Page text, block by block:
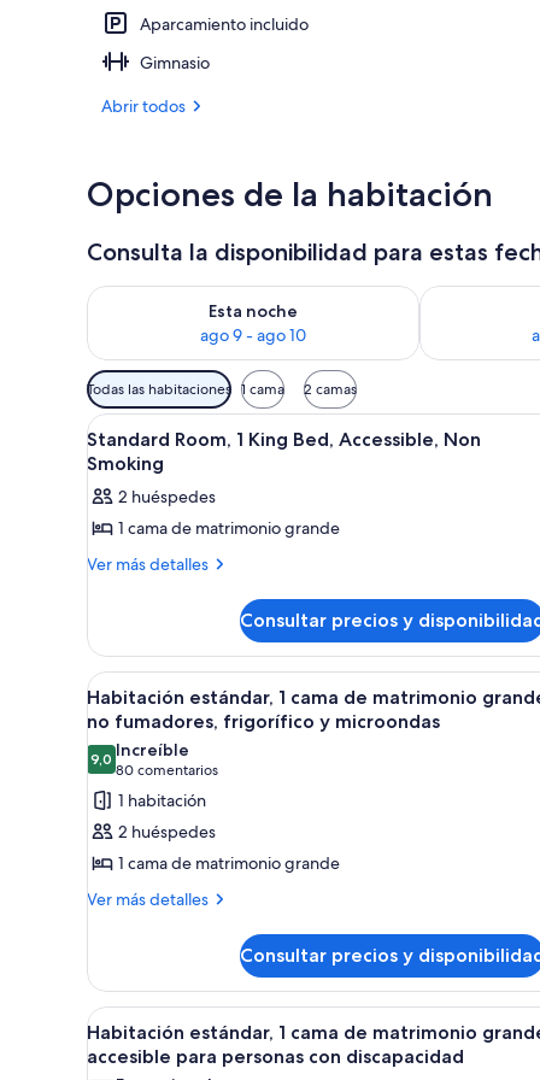
Aparcamiento incluido
Gimnasio
Abrir todos
Opciones de la habitación
Consulta la disponibilidad para estas
Esta noche
ago 9 - ago 10
Consulta la disponibilidad para esta noche, ago 9 -
Consulta la
Filtros
disponibles
para
las
habitaciones
Todas las habitaciones 1 cama 2 camas
Abrir
todas
las
fotos
de
Standard
King
Bed,
Accessible,
Non
Smoking
Habitación de hotel con una
4
Standard Room, 1 King Bed, Accessible, Non
Smoking
2 huéspedes
1 cama de matrimonio grande
Ver más detalles
Más
Room,
King
Bed,
Non
Smoking
Consultar precios y
Abrir
todas
las
fotos
de
Habitación
estándar,
1
cama
grande,
no
fumadores,
frigorífico
Habitación de hotel con una
9
Habitación estándar, 1 cama de matrimonio
no fumadores, frigorífico y microondas
9,09,0 de 10
Increíble
80 comentarios
(80 comentarios)
1 habitación
2 huéspedes
1 cama de matrimonio grande
Ver más detalles
Más
estándar,
cama
de
Consultar precios y
Abrir
todas
las
Habitación de hotel con una
4
Habitación estándar, 1 cama de matrimonio
accesible para personas con discapacidad